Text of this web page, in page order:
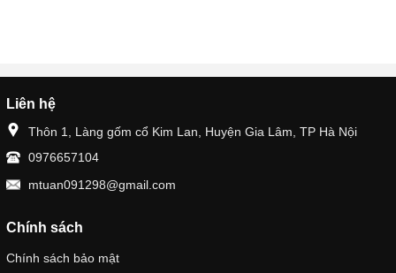
Liên hệ
Thôn 1, Làng gốm cổ Kim Lan, Huyện Gia Lâm, TP Hà Nội
0976657104
mtuan091298@gmail.com
Chính sách
Chính sách bảo mật